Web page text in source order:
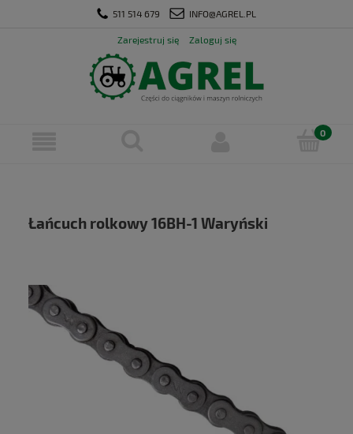
511 514 679 INFO@AGREL.PL
Zarejestruj się Zaloguj się
Łańcuch rolkowy 16BH-1 Waryński